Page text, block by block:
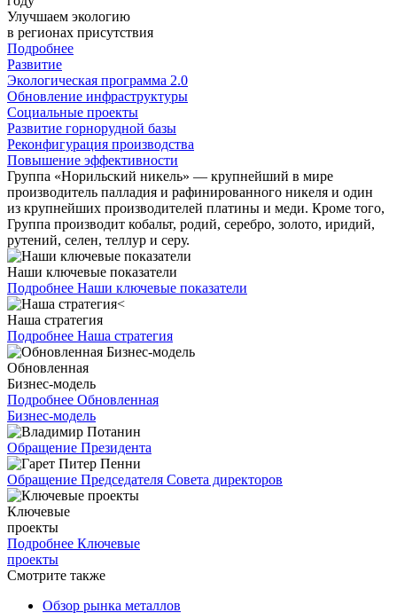
Улучшаем экологию
в регионах присутствия
Подробнее
Развитие
Экологическая программа 2.0
Обновление инфраструктуры
Социальные проекты
Развитие горнорудной базы
Реконфигурация производства
Повышение эффективности
Группа «Норильский никель» — крупнейший в мире
производитель палладия и рафинированного никеля и один
из крупнейших производителей платины и меди. Кроме того,
Группа производит кобальт, родий, серебро, золото, иридий,
рутений, селен, теллур и серу.
Наши ключевые показатели
Подробнее Наши ключевые показатели
Наша стратегия
Подробнее Наша стратегия
Обновленная
Бизнес-модель
Подробнее Обновленная
Бизнес-модель
Обращение Президента
Обращение Председателя Совета директоров
Ключевые
проекты
Подробнее Ключевые
проекты
Смотрите также
Обзор рынка металлов